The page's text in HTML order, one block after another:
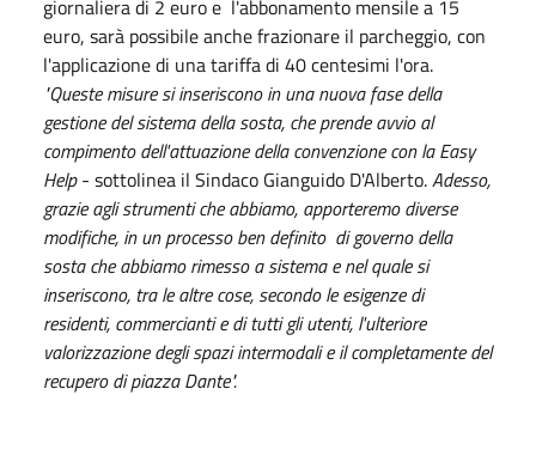
giornaliera di 2 euro e l'abbonamento mensile a 15
euro, sarà possibile anche frazionare il parcheggio, con
l'applicazione di una tariffa di 40 centesimi l'ora.
"Queste misure si inseriscono in una nuova fase della
gestione del sistema della sosta, che prende avvio al
compimento dell'attuazione della convenzione con la Easy
Help- sottolinea il Sindaco Gianguido D'Alberto.Adesso,
grazie agli strumenti che abbiamo, apporteremo diverse
modifiche, in un processo ben definito di governo della
sosta che abbiamo rimesso a sistema e nel quale si
inseriscono, tra le altre cose, secondo le esigenze di
residenti, commercianti e di tutti gli utenti, l'ulteriore
valorizzazione degli spazi intermodali e il completamente del
recupero di piazza Dante".